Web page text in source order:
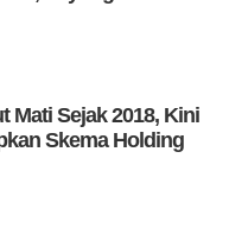
Mati Sejak 2018, Kini
Skema Holding